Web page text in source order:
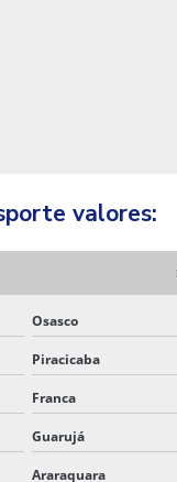
EMPRESA
PEQUENAS
EMPRESA DE
EMPRESA DE
DE CARGAS
EMPRESA DE
EMPRESA
valores:
Osasco
Piracicaba
Franca
Guarujá
Araraquara